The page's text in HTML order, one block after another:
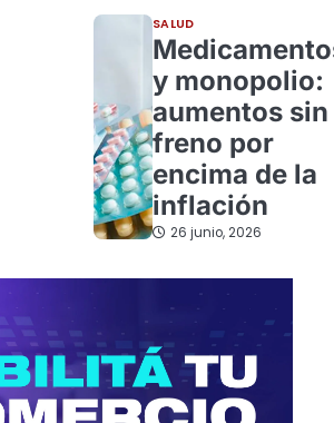
SALUD
y monopolio:
aumentos sin
freno por
encima de la
inflación
26 junio, 2026